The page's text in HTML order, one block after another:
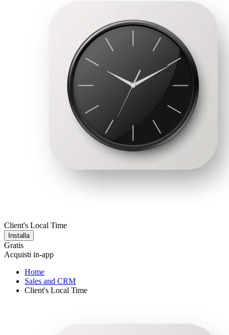
Client's Local Time
Installa
Gratis
Acquisti in-app
Home
Sales and CRM
Client's Local Time